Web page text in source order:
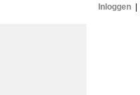
Inloggen